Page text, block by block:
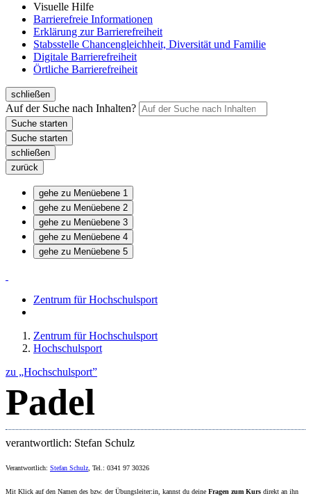
Visuelle Hilfe
Barrierefreie Informationen
Erklärung zur Barrierefreiheit
Stabsstelle Chancengleichheit, Diversität und Familie
Digitale Barrierefreiheit
Örtliche Barrierefreiheit
schließen
Auf der Suche nach Inhalten?
schließen
zurück
gehe zu Menüebene 1
gehe zu Menüebene 2
gehe zu Menüebene 3
gehe zu Menüebene 4
gehe zu Menüebene 5
Zentrum für Hochschulsport
Zentrum für Hochschulsport
Hochschulsport
zu „Hochschulsport”
Padel
verantwortlich: Stefan Schulz
Verantwortlich: Stefan Schulz , Tel.: 0341 97 30326
Mit Klick auf den Namen des bzw. der Übungsleiter:in, kannst du deine Fragen zum Kurs direkt an ihn